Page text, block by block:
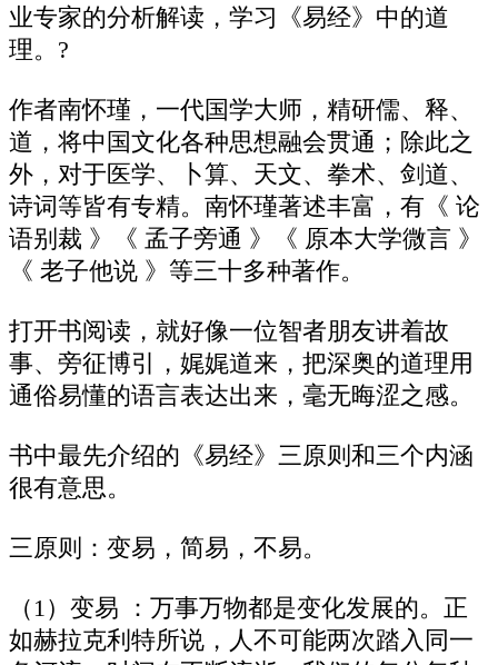
业专家的分析解读，学习《易经》中的道
理。?
作者南怀瑾，一代国学大师，精研儒、释、
道，将中国文化各种思想融会贯通；除此之
外，对于医学、卜算、天文、拳术、剑道、
诗词等皆有专精。南怀瑾著述丰富，有《 论
语别裁 》《 孟子旁通 》《 原本大学微言 》
《 老子他说 》等三十多种著作。
打开书阅读，就好像一位智者朋友讲着故
事、旁征博引，娓娓道来，把深奥的道理用
通俗易懂的语言表达出来，毫无晦涩之感。
书中最先介绍的《易经》三原则和三个内涵
很有意思。
三原则：变易，简易，不易。
（1）变易 ：万事万物都是变化发展的。正
如赫拉克利特所说，人不可能两次踏入同一